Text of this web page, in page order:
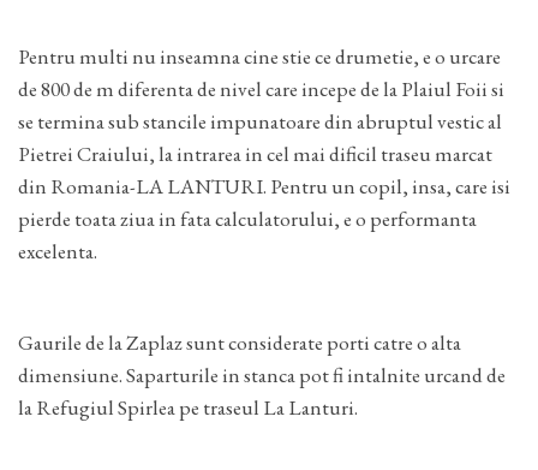
Pentru multi nu inseamna cine stie ce drumetie, e o urcare
de 800 de m diferenta de nivel care incepe de la Plaiul Foii si
se termina sub stancile impunatoare din abruptul vestic al
Pietrei Craiului, la intrarea in cel mai dificil traseu marcat
din Romania-LA LANTURI. Pentru un copil, insa, care isi
pierde toata ziua in fata calculatorului, e o performanta
excelenta.
Gaurile de la Zaplaz sunt considerate porti catre o alta
dimensiune. Saparturile in stanca pot fi intalnite urcand de
la Refugiul Spirlea pe traseul La Lanturi.